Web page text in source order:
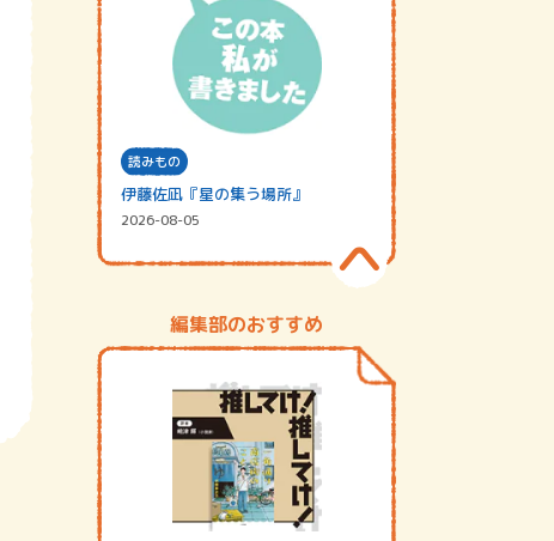
読みもの
伊藤佐凪『星の集う場所』
2026-08-05
編集部のおすすめ